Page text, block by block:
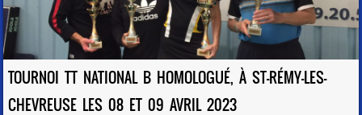
TOURNOI TT NATIONAL B HOMOLOGUÉ, À ST-RÉMY-LES-
CHEVREUSE LES 08 ET 09 AVRIL 2023